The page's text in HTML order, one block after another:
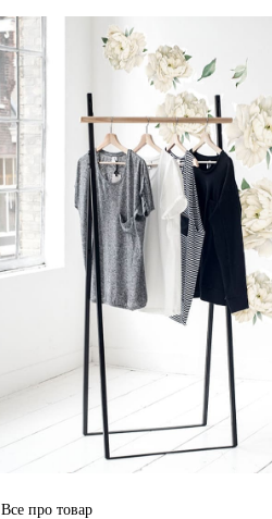
Все про товар